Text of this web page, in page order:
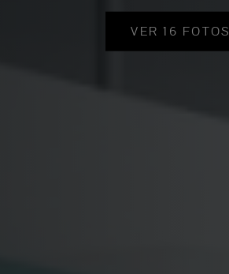
VER 16 FOTOS